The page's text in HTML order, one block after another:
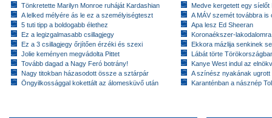
Tönkretette Marilyn Monroe ruháját Kardashian
A lelked mélyére ás le ez a személyiségteszt
5 tuti tipp a boldogabb élethez
Ez a legizgalmasabb csillagjegy
Ez a 3 csillagjegy őrjítően érzéki és szexi
Jolie keményen megvádolta Pittet
Tovább dagad a Nagy Feró botrány!
Nagy titokban házasodott össze a sztárpár
Öngyilkossággal kokettált az álomesküvő után
Medve kergetett egy síelőt
A MÁV szemét továbbra is
Apa lesz Ed Sheeran
Koronaékszer-
Ekkora mázlija senkinek
Lábát törte
Kanye West indul az
A színész nyakának
Karanténban a násznép